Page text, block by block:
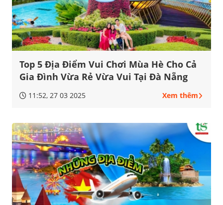
Top 5 Địa Điểm Vui Chơi Mùa Hè Cho Cả
Gia Đình Vừa Rẻ Vừa Vui Tại Đà Nẵng
11:52, 27 03 2025 Xem thêm